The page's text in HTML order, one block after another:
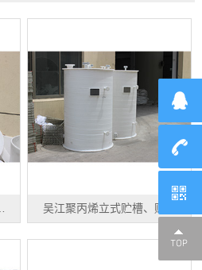
吴江聚丙烯立式贮槽、贮罐